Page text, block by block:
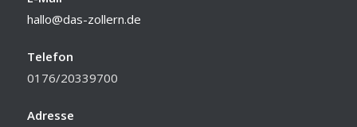
hallo@das-zollern.de
Telefon
0176/20339700
Adresse